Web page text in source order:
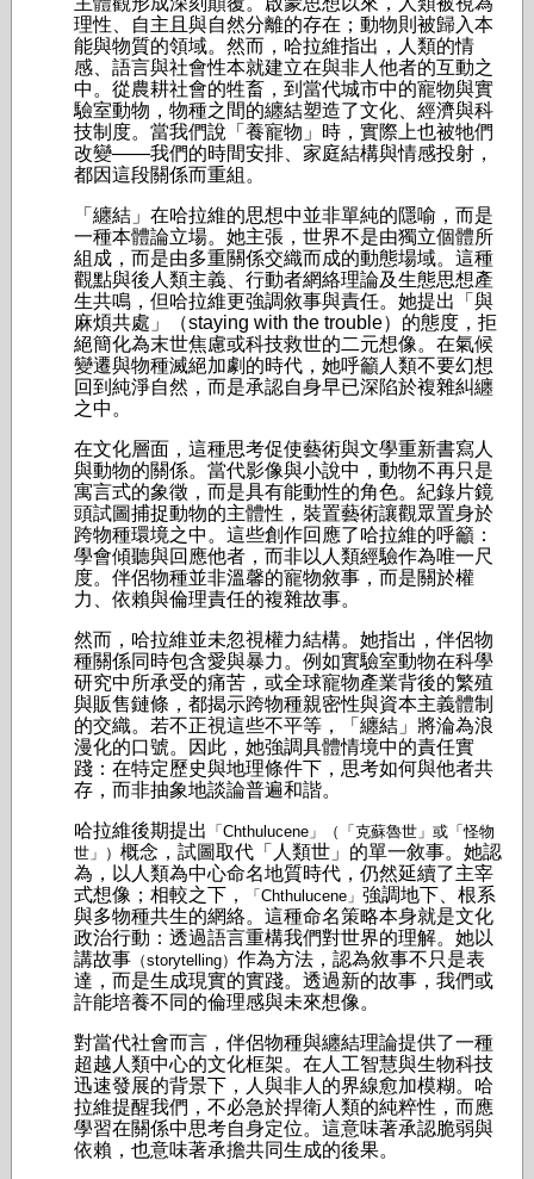
理性、自主且與自然分離的存在；動物則被歸入本
能與物質的領域。然而，哈拉維指出，人類的情
感、語言與社會性本就建立在與非人他者的互動之
中。從農耕社會的牲畜，到當代城市中的寵物與實
驗室動物，物種之間的纏結塑造了文化、經濟與科
技制度。當我們說「養寵物」時，實際上也被牠們
改變——我們的時間安排、家庭結構與情感投射，
都因這段關係而重組。
「纏結」在哈拉維的思想中並非單純的隱喻，而是
一種本體論立場。她主張，世界不是由獨立個體所
組成，而是由多重關係交織而成的動態場域。這種
觀點與後人類主義、行動者網絡理論及生態思想產
生共鳴，但哈拉維更強調敘事與責任。她提出「與
麻煩共處」（staying with the trouble）的態度，拒
絕簡化為末世焦慮或科技救世的二元想像。在氣候
變遷與物種滅絕加劇的時代，她呼籲人類不要幻想
回到純淨自然，而是承認自身早已深陷於複雜糾纏
之中。
在文化層面，這種思考促使藝術與文學重新書寫人
與動物的關係。當代影像與小說中，動物不再只是
寓言式的象徵，而是具有能動性的角色。紀錄片鏡
頭試圖捕捉動物的主體性，裝置藝術讓觀眾置身於
跨物種環境之中。這些創作回應了哈拉維的呼籲：
學會傾聽與回應他者，而非以人類經驗作為唯一尺
度。伴侶物種並非溫馨的寵物敘事，而是關於權
力、依賴與倫理責任的複雜故事。
然而，哈拉維並未忽視權力結構。她指出，伴侶物
種關係同時包含愛與暴力。例如實驗室動物在科學
研究中所承受的痛苦，或全球寵物產業背後的繁殖
與販售鏈條，都揭示跨物種親密性與資本主義體制
的交織。若不正視這些不平等，「纏結」將淪為浪
漫化的口號。因此，她強調具體情境中的責任實
踐：在特定歷史與地理條件下，思考如何與他者共
存，而非抽象地談論普遍和諧。
哈拉維後期提出 「Chthulucene」（「克蘇魯世」或「怪物
世」） 概念，試圖取代「人類世」的單一敘事。她認
為，以人類為中心命名地質時代，仍然延續了主宰
式想像；相較之下，
「Chthulucene」 強調地下、根系
與多物種共生的網絡。這種命名策略本身就是文化
政治行動：透過語言重構我們對世界的理解。她以
講故事 （storytelling） 作為方法，認為敘事不只是表
達，而是生成現實的實踐。透過新的故事，我們或
許能培養不同的倫理感與未來想像。
對當代社會而言，伴侶物種與纏結理論提供了一種
超越人類中心的文化框架。在人工智慧與生物科技
迅速發展的背景下，人與非人的界線愈加模糊。哈
拉維提醒我們，不必急於捍衛人類的純粹性，而應
學習在關係中思考自身定位。這意味著承認脆弱與
依賴，也意味著承擔共同生成的後果。